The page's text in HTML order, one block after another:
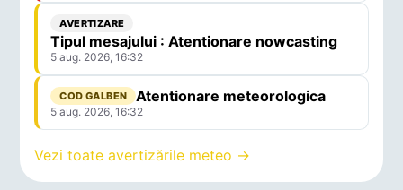
AVERTIZARE
Tipul mesajului : Atentionare nowcasting
5 aug. 2026, 16:32
COD GALBEN Atentionare meteorologica
5 aug. 2026, 16:32
Vezi toate avertizările meteo →